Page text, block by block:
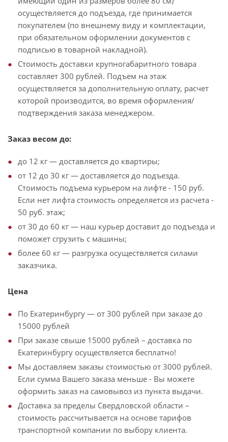
осуществляется до подъезда, где принимается
покупателем (по внешнему виду и комплектации,
при обязательном оформлении документов с
подписью в товарной накладной).
Стоимость доставки крупногабаритного товара
составляет 300 рублей. Подъем на этаж
осуществляется за дополнительную оплату, расчет
которой производится, во время оформления/
подтверждения заказа менеджером.
Заказ весом до:
до 12 кг — доставляется до квартиры;
от 12 до 30 кг — доставляется до подъезда.
Стоимость подъема курьером на лифте - 150 руб.
Если нет лифта стоимость определяется из расчета -
50 руб. этаж;
от 30 до 60 кг — наш курьер доставит до подъезда и
поможет сгрузить с машины;
более 60 кг — разгрузка осуществляется силами
заказчика.
Цена
По Екатеринбургу — от 300 рублей при заказе до
15000 рублей
При заказе свыше 15000 рублей – доставка по
Екатеринбургу осуществляется бесплатно!
Мы доставляем заказы стоимостью от 3000 рублей.
Если сумма Вашего заказа меньше - Вы можете
оформить заказ на самовывоз из пункта выдачи.
Доставка за пределы Свердловской области –
стоимость рассчитывается на основе тарифов
транспортной компании по выбору клиента.